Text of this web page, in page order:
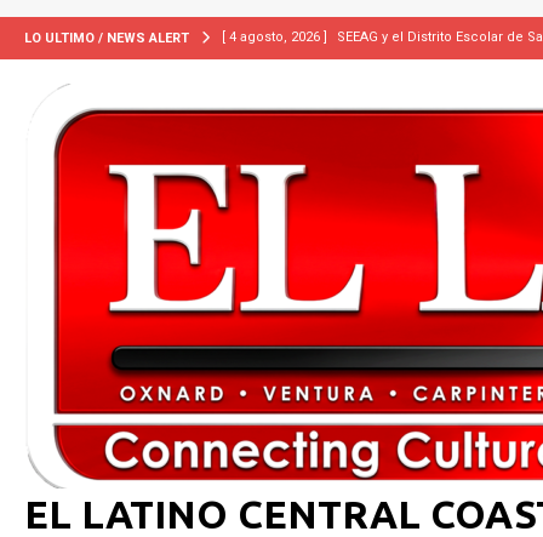
LO ULTIMO / NEWS ALERT [ 4 agosto, 2026 ] SEEAG y el Distrito Escolar de
[ 2 julio, 2024 ] Colombia apaga el ‘efecto Vini’.
Corte Suprema levanta
INMIGRACIÓN
Potente tormenta invernal
[ 5 agosto, 2026 ] Trump activa por primera vez
[ 5 agosto, 2026 ] Ventura County, Cal Lutheran
EL LATINO CENTRAL